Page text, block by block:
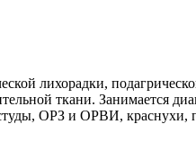
лихорадки,
ткани. Занимается
ОРЗ и ОРВИ, краснухи,